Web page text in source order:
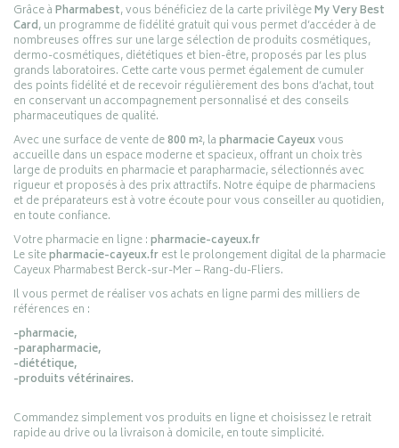
Grâce àPharmabest, vous bénéficiez de la carte privilègeMy Very Best
Card, un programme de fidélité gratuit qui vous permet d’accéder à de
nombreuses offres sur une large sélection de produits cosmétiques,
dermo-cosmétiques, diététiques et bien-être, proposés par les plus
grands laboratoires. Cette carte vous permet également de cumuler
des points fidélité et de recevoir régulièrement des bons d’achat, tout
en conservant un accompagnement personnalisé et des conseils
pharmaceutiques de qualité.
Avec une surface de vente de800 m², lapharmacie Cayeuxvous
accueille dans un espace moderne et spacieux, offrant un choix très
large de produits en pharmacie et parapharmacie, sélectionnés avec
rigueur et proposés à des prix attractifs. Notre équipe de pharmaciens
et de préparateurs est à votre écoute pour vous conseiller au quotidien,
en toute confiance.
Votre pharmacie en ligne :pharmacie-cayeux.fr
Le sitepharmacie-cayeux.frest le prolongement digital de la pharmacie
Cayeux Pharmabest Berck-sur-Mer – Rang-du-Fliers.
Il vous permet de réaliser vos achats en ligne parmi des milliers de
références en :
-pharmacie,
-parapharmacie,
-diététique,
-produits vétérinaires.
Commandez simplement vos produits en ligne et choisissez le retrait
rapide au drive ou la livraison à domicile, en toute simplicité.